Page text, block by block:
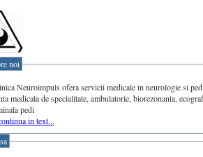
noi
Neuroimpuls ofera servicii medicale in neurologie si
medicala de specialitate, ambulatorie, biorezonanta,
pedi
in text...